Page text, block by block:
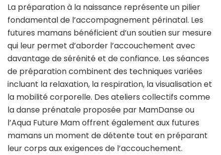
La préparation à la naissance représente un pilier
fondamental de l’accompagnement périnatal. Les
futures mamans bénéficient d’un soutien sur mesure
qui leur permet d’aborder l’accouchement avec
davantage de sérénité et de confiance. Les séances
de préparation combinent des techniques variées
incluant la relaxation, la respiration, la visualisation et
la mobilité corporelle. Des ateliers collectifs comme
la danse prénatale proposée par MamDanse ou
l’Aqua Future Mam offrent également aux futures
mamans un moment de détente tout en préparant
leur corps aux exigences de l’accouchement.